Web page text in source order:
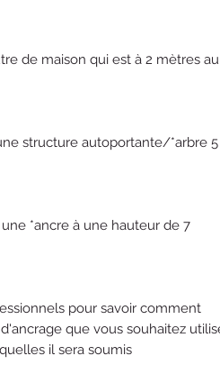
de maison qui est à 2 mètres
structure autoportante/*arbre 5
*ancre à une hauteur de 7
pour savoir comment
que vous souhaitez
il sera soumis